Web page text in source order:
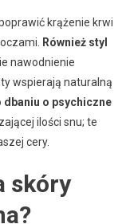
krążenie krwi
Również styl
nawodnienie
wspierają naturalną
dbaniu o psychiczne
ilości snu; te
cery.
skóry